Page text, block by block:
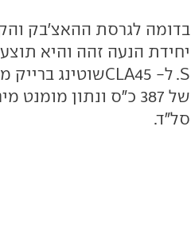
בדומה לגרסת ההאצ'בק
סל"ד.